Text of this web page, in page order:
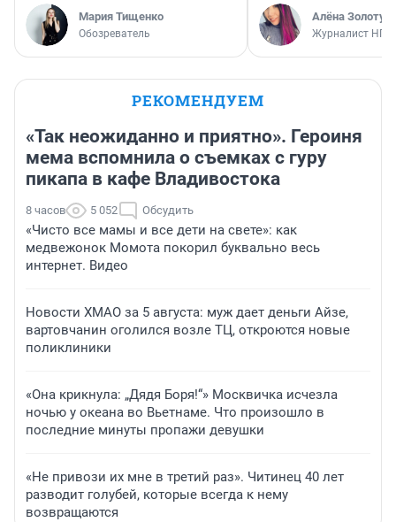
Мария Тищенко
Обозреватель
Алёна
Журналист НГС
РЕКОМЕНДУЕМ
«Так неожиданно и приятно». Героиня
мема вспомнила о съемках с гуру
пикапа в кафе Владивостока
8 часов 5 052 Обсудить
«Чисто все мамы и все дети на свете»: как
медвежонок Момота покорил буквально весь
интернет. Видео
Новости ХМАО за 5 августа: муж дает деньги Айзе,
вартовчанин оголился возле ТЦ, откроются новые
поликлиники
«Она крикнула: „Дядя Боря!“» Москвичка исчезла
ночью у океана во Вьетнаме. Что произошло в
последние минуты пропажи девушки
«Не привози их мне в третий раз». Читинец 40 лет
разводит голубей, которые всегда к нему
возвращаются